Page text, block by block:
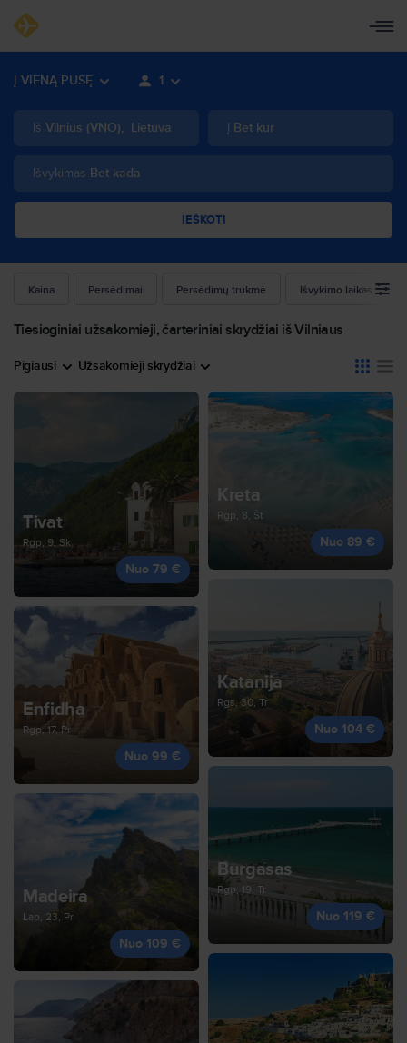
Į VIENĄ PUSĘ 1
Iš Vilnius (VNO), Lietuva Į Bet kur
Išvykimas Bet kada
IEŠKOTI
Kaina Persėdimai Persėdimų trukmė Išvykimo laikas
Tiesioginiai užsakomieji, čarteriniai skrydžiai iš Vilniaus
Pigiausi Užsakomieji skrydžiai
Tivat
Rgp, 9, Sk
Nuo 79 €
Kreta
Rgp, 8, Št
Nuo 89 €
Enfidha
Rgp, 17, Pr
Nuo 99 €
Katanija
Rgs, 30, Tr
Nuo 104 €
Madeira
Lap, 23, Pr
Nuo 109 €
Burgasas
Rgp, 19, Tr
Nuo 119 €